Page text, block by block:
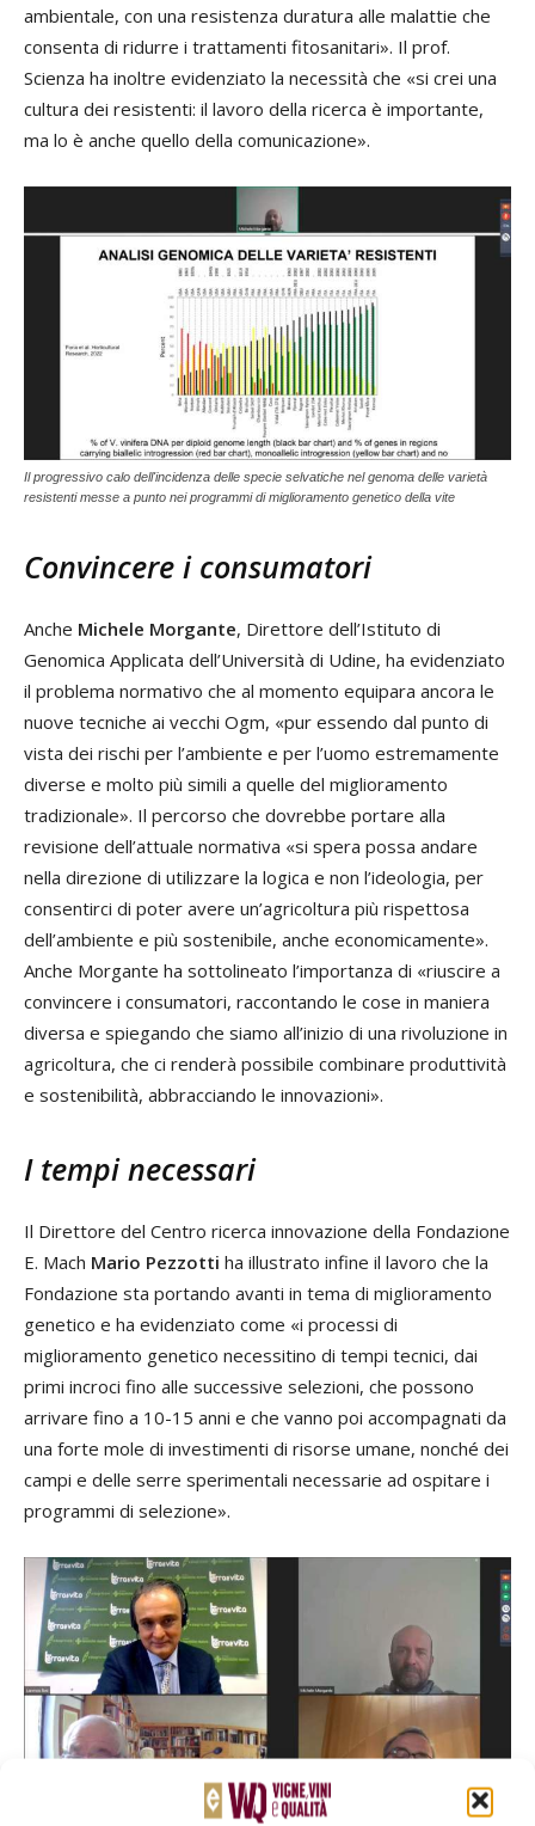
ambientale, con una resistenza duratura alle malattie che
consenta di ridurre i trattamenti fitosanitari». Il prof.
Scienza ha inoltre evidenziato la necessità che «si crei una
cultura dei resistenti: il lavoro della ricerca è importante,
ma lo è anche quello della comunicazione».
Il progressivo calo dell'incidenza delle specie selvatiche nel genoma delle varietà
resistenti messe a punto nei programmi di miglioramento genetico della vite
Convincere i consumatori
Anche Michele Morgante, Direttore dell’Istituto di
Genomica Applicata dell’Università di Udine, ha evidenziato
il problema normativo che al momento equipara ancora le
nuove tecniche ai vecchi Ogm, «pur essendo dal punto di
vista dei rischi per l’ambiente e per l’uomo estremamente
diverse e molto più simili a quelle del miglioramento
tradizionale». Il percorso che dovrebbe portare alla
revisione dell’attuale normativa «si spera possa andare
nella direzione di utilizzare la logica e non l’ideologia, per
consentirci di poter avere un’agricoltura più rispettosa
dell’ambiente e più sostenibile, anche economicamente».
Anche Morgante ha sottolineato l’importanza di «riuscire a
convincere i consumatori, raccontando le cose in maniera
diversa e spiegando che siamo all’inizio di una rivoluzione in
agricoltura, che ci renderà possibile combinare produttività
e sostenibilità, abbracciando le innovazioni».
I tempi necessari
Il Direttore del Centro ricerca innovazione della Fondazione
E. Mach Mario Pezzotti ha illustrato infine il lavoro che la
Fondazione sta portando avanti in tema di miglioramento
genetico e ha evidenziato come «i processi di
miglioramento genetico necessitino di tempi tecnici, dai
primi incroci fino alle successive selezioni, che possono
arrivare fino a 10-15 anni e che vanno poi accompagnati da
una forte mole di investimenti di risorse umane, nonché dei
campi e delle serre sperimentali necessarie ad ospitare i
programmi di selezione».